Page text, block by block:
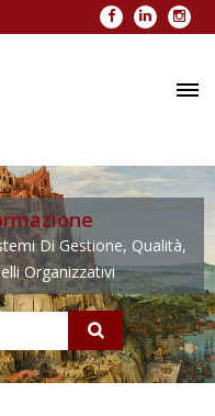
Facebook
LinkedIn
Di Gestione, Qualità,
Organizzativi